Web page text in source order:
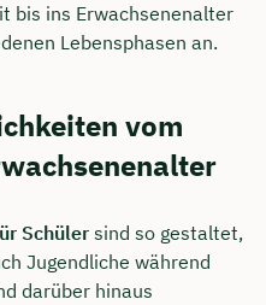
bis ins Erwachsenenalter
Lebensphasen an.
vom
Schüler sind so gestaltet,
Jugendliche während
darüber hinaus